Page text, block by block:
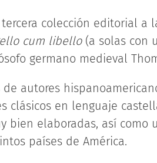
tercera colección editorial a
cum libello(a solas con
germano medieval
autores
clásicos en lenguaje
bien elaboradas, así como
países de América.